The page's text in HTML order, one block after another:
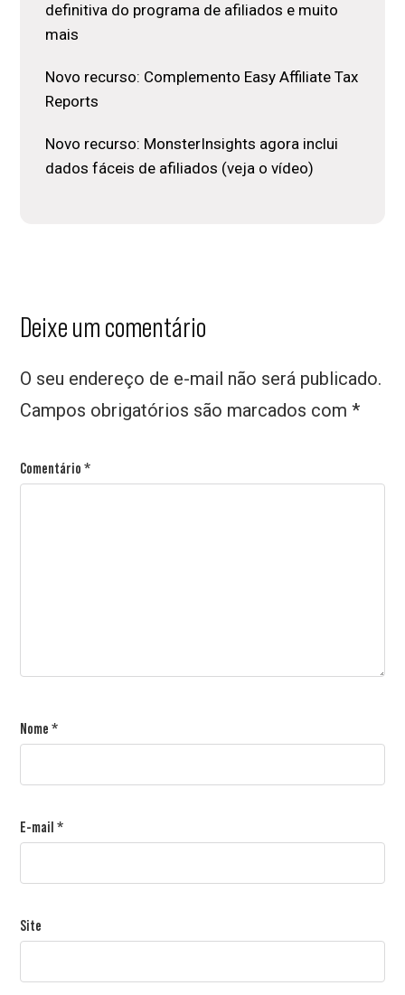
definitiva do programa de afiliados e muito
mais
Novo recurso: Complemento Easy Affiliate Tax
Reports
Novo recurso: MonsterInsights agora inclui
dados fáceis de afiliados (veja o vídeo)
Interações
leitor
Deixe um comentário
O seu endereço de e-mail não será publicado.
Campos obrigatórios são marcados com*
Comentário*
Nome*
E-mail*
Site